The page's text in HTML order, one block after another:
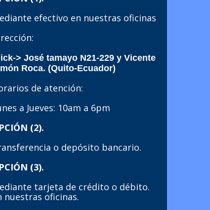
efectivo en nuestras oficinas
> José tamayo N21-229 y Vicente
Roca. (Quito-Ecuador)
de atención:
a Jueves: 10am a 6pm
(2).
o depósito bancario.
(3).
tarjeta de crédito o débito.
nuestras oficinas.